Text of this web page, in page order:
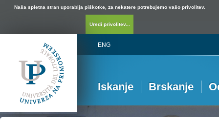
Naša spletna stran uporablja piškotke, za nekatere potrebujemo vašo privolitev.
Uredi privolitev...
ENG
Iskanje Brskanje